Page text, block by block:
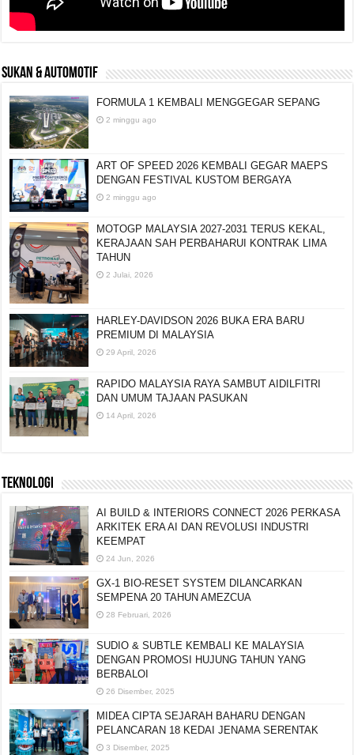
SUKAN & AUTOMOTIF
FORMULA 1 KEMBALI MENGGEGAR SEPANG
2 minggu ago
ART OF SPEED 2026 KEMBALI GEGAR MAEPS
DENGAN FESTIVAL KUSTOM BERGAYA
2 minggu ago
MOTOGP MALAYSIA 2027-2031 TERUS KEKAL,
KERAJAAN SAH PERBAHARUI KONTRAK LIMA
TAHUN
2 Julai, 2026
HARLEY-DAVIDSON 2026 BUKA ERA BARU
PREMIUM DI MALAYSIA
29 April, 2026
RAPIDO MALAYSIA RAYA SAMBUT AIDILFITRI
DAN UMUM TAJAAN PASUKAN
14 April, 2026
TEKNOLOGI
AI BUILD & INTERIORS CONNECT 2026 PERKASA
ARKITEK ERA AI DAN REVOLUSI INDUSTRI
KEEMPAT
24 Jun, 2026
GX-1 BIO-RESET SYSTEM DILANCARKAN
SEMPENA 20 TAHUN AMEZCUA
28 Februari, 2026
SUDIO & SUBTLE KEMBALI KE MALAYSIA
DENGAN PROMOSI HUJUNG TAHUN YANG
BERBALOI
26 Disember, 2025
MIDEA CIPTA SEJARAH BAHARU DENGAN
PELANCARAN 18 KEDAI JENAMA SERENTAK
3 Disember, 2025